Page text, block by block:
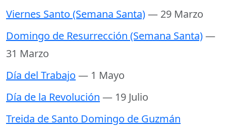
Viernes Santo (Semana Santa)— 29 Marzo
Domingo de Resurrección (Semana Santa)—
31 Marzo
Día del Trabajo — 1 Mayo
Día de la Revolución — 19 Julio
Treida de Santo Domingo de Guzmán